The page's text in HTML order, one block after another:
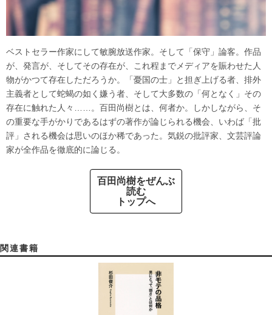
ベストセラー作家にして敏腕放送作家。そして「保守」論客。作品
が、発言が、そしてその存在が、これ程までメディアを賑わせた人
物がかつて存在しただろうか。「憂国の士」と担ぎ上げる者、排外
主義者として蛇蝎の如く嫌う者、そして大多数の「何となく」その
存在に触れた人々……。百田尚樹とは、何者か。しかしながら、そ
の重要な手がかりであるはずの著作が論じられる機会、いわば「批
評」される機会は思いのほか稀であった。気鋭の批評家、文芸評論
家が全作品を徹底的に論じる。
百田尚樹をぜんぶ
読む
トップへ
関連書籍